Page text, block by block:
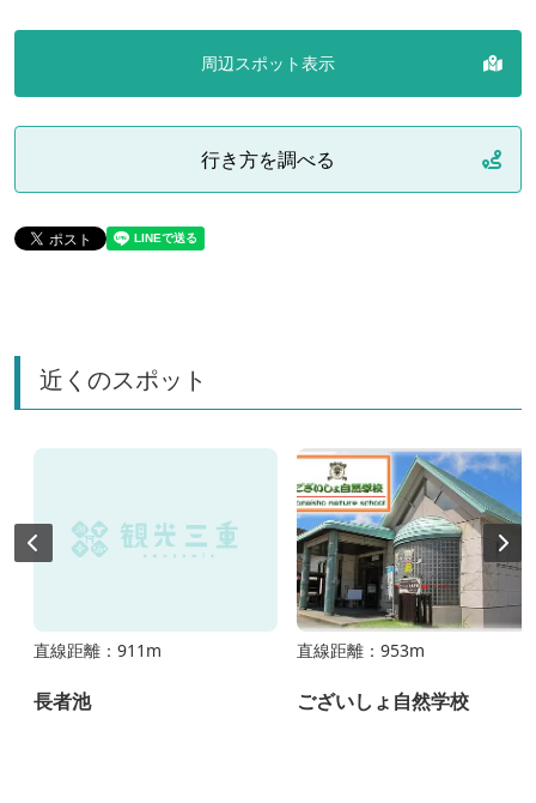
周辺スポット表示
行き方を調べる
近くのスポット
直線距離：911m
長者池
直線距離：953m
ございしょ自然学校